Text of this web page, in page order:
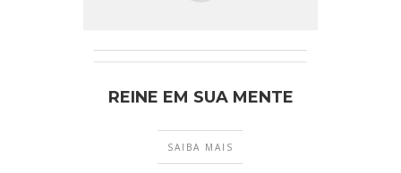
REINE EM SUA MENTE
SAIBA MAIS